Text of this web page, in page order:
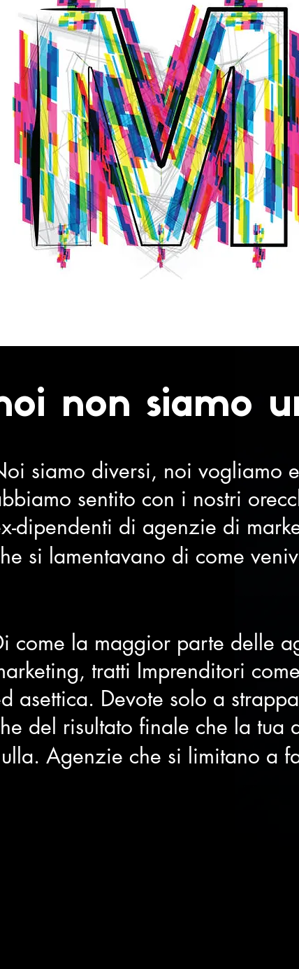
non siamo
siamo diversi, noi vogliamo
sentito con i nostri
dipendenti di agenzie di
si lamentavano di come
come la maggior parte delle
tratti Imprenditori
asettica. Devote solo a
del risultato finale che la
Agenzie che si limitano a